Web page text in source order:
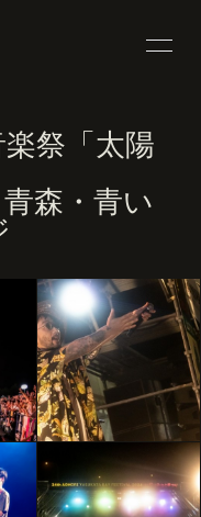
祭「太陽
森・青い